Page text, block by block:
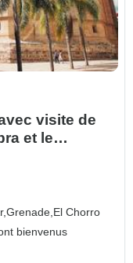
visite de
et le
Grenade, El Chorro
bienvenus